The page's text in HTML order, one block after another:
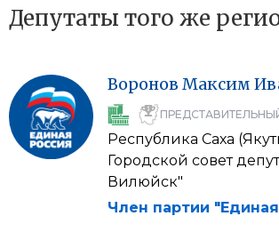
Депутаты того же
Воронов Максим
Республика Саха
Городской совет
Вилюйск"
Член партии